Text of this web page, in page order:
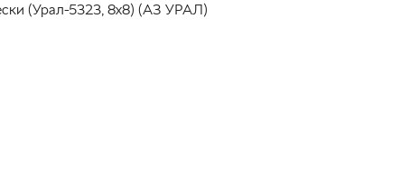
(Урал-5323, 8х8) (АЗ УРАЛ)